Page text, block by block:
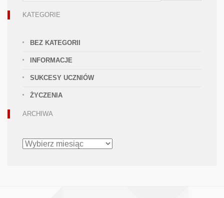
KATEGORIE
BEZ KATEGORII
INFORMACJE
SUKCESY UCZNIÓW
ŻYCZENIA
ARCHIWA
ARCHIWA